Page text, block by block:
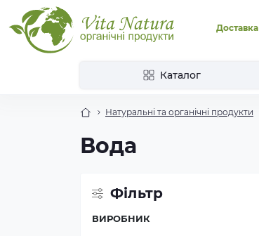
Доставка
Каталог
Натуральні та органічні продукти
Вода
Фільтр
ВИРОБНИК